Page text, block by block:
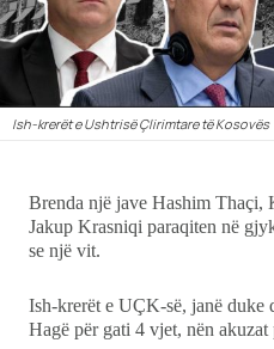
Udhëtime
DuVideo
Ish-krerët e Ushtrisë Çlirimtare të Kosovës
Brenda një jave Hashim Thaçi,
Jakup Krasniqi paraqiten në
se një vit.
Ish-krerët e UÇK-së, janë duke
Hagë për gati 4 vjet, nën